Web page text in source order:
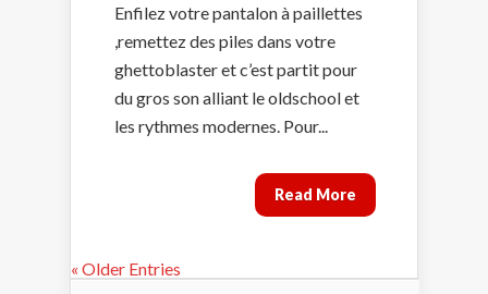
Enfilez votre pantalon à paillettes
,remettez des piles dans votre
ghettoblaster et c’est partit pour
du gros son alliant le oldschool et
les rythmes modernes. Pour...
Read More
« Older Entries